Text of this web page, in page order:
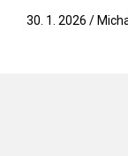
30. 1. 2026 /